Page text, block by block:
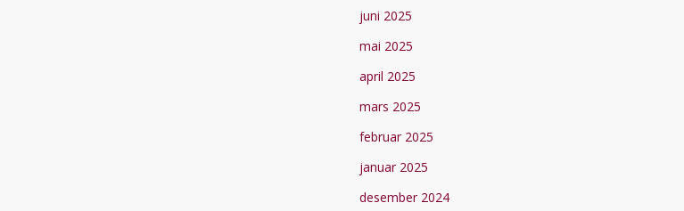
juni 2025
mai 2025
april 2025
mars 2025
februar 2025
januar 2025
desember 2024